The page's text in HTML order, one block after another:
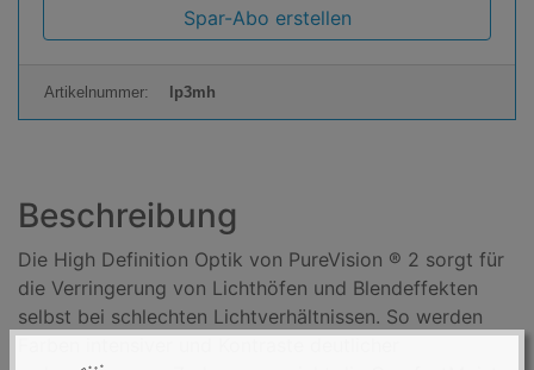
d
k
t
z
h
l
:
Spar-Abo erstellen
Artikelnummer: lp3mh
Beschreibung
Die High Definition Optik von PureVision ® 2 sorgt für
die Verringerung von Lichthöfen und Blendeffekten
selbst bei schlechten Lichtverhältnissen. So werden